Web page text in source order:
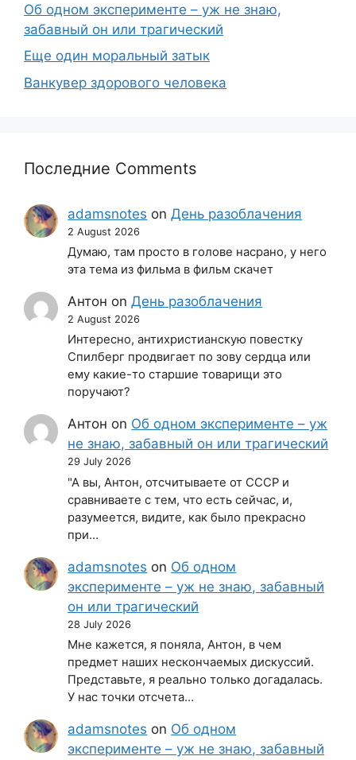
Об одном эксперименте – уж не знаю,
забавный он или трагический
Еще один моральный затык
Ванкувер здорового человека
Последние Comments
adamsnotes onДень разоблачения
2 August 2026
Думаю, там просто в голове насрано, у него
эта тема из фильма в фильм скачет
Антон onДень разоблачения
2 August 2026
Интересно, антихристианскую повестку
Спилберг продвигает по зову сердца или
ему какие-то старшие товарищи это
поручают?
Антон on Об одном эксперименте – уж
не знаю, забавный он или трагический
29 July 2026
"А вы, Антон, отсчитываете от СССР и
сравниваете с тем, что есть сейчас, и,
разумеется, видите, как было прекрасно
при…
adamsnotes on Об одном
эксперименте – уж не знаю, забавный
он или трагический
28 July 2026
Мне кажется, я поняла, Антон, в чем
предмет наших нескончаемых дискуссий.
Представьте, я реально только догадалась.
У нас точки отсчета…
adamsnotes on Об одном
эксперименте – уж не знаю, забавный